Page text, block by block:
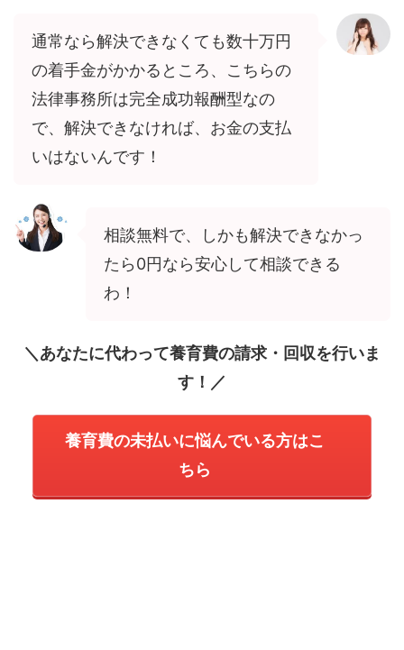
通常なら解決できなくても数十万円
の着手金がかかるところ、こちらの
法律事務所は完全成功報酬型なの
で、解決できなければ、お金の支払
いはないんです！
相談無料で、しかも解決できなかっ
たら0円なら安心して相談できる
わ！
＼あなたに代わって養育費の請求・回収を行いま
す！／
養育費の未払いに悩んでいる方はこ
ちら